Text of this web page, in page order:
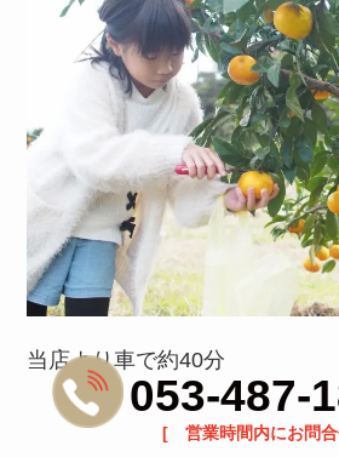
当店より車で約40分
053-487-
[ 営業時間内にお問